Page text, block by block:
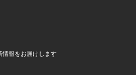
情報をお届けします